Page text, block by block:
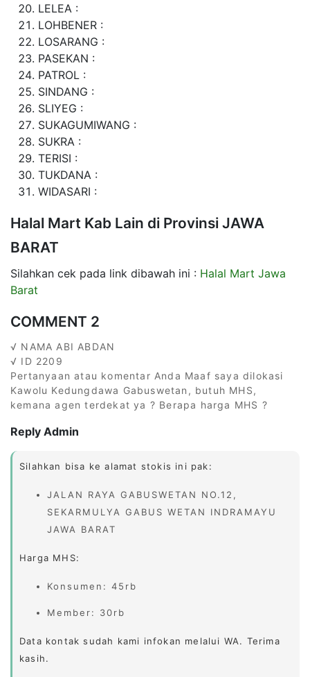
LELEA :
LOHBENER :
LOSARANG :
PASEKAN :
PATROL :
SINDANG :
SLIYEG :
SUKAGUMIWANG :
SUKRA :
TERISI :
TUKDANA :
WIDASARI :
Halal Mart Kab Lain di Provinsi JAWA
BARAT
Silahkan cek pada link dibawah ini : Halal Mart Jawa
Barat
COMMENT 2
√ NAMA ABI ABDAN
√ ID 2209
Pertanyaan atau komentar Anda Maaf saya dilokasi
Kawolu Kedungdawa Gabuswetan, butuh MHS,
kemana agen terdekat ya ? Berapa harga MHS ?
Reply Admin
Silahkan bisa ke alamat stokis ini pak:
JALAN RAYA GABUSWETAN NO.12,
SEKARMULYA GABUS WETAN INDRAMAYU
JAWA BARAT
Harga MHS:
Konsumen: 45rb
Member: 30rb
Data kontak sudah kami infokan melalui WA. Terima
kasih.